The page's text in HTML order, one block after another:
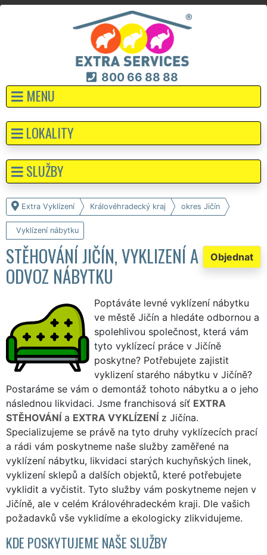
800 66 88 88
MENU
Extra Vyklízení Královéhradecký kraj okres Jičín
Vyklízení nábytku
Objednat
STĚHOVÁNÍ JIČÍN, VYKLIZENÍ A
ODVOZ NÁBYTKU
Poptáváte levné vyklízení nábytku
ve městě Jičín a hledáte odbornou a
spolehlivou společnost, která vám
tyto vyklízecí práce v Jičíně
poskytne? Potřebujete zajistit
vyklizení starého nábytku v Jičíně?
Postaráme se vám o demontáž tohoto nábytku a o jeho
následnou likvidaci. Jsme franchisová síť EXTRA
STĚHOVÁNÍ a EXTRA VYKLÍZENÍ z Jičína.
Specializujeme se právě na tyto druhy vyklízecích prací
a rádi vám poskytneme naše služby zaměřené na
vyklízení nábytku, likvidaci starých kuchyňských linek,
vyklizení sklepů a dalších objektů, které potřebujete
vyklidit a vyčistit. Tyto služby vám poskytneme nejen v
Jičíně, ale v celém Královéhradeckém kraji. Dle vašich
požadavků vše vyklidíme a ekologicky zlikvidujeme.
KDE POSKYTUJEME NAŠE SLUŽBY
LOKALITY
SLUŽBY